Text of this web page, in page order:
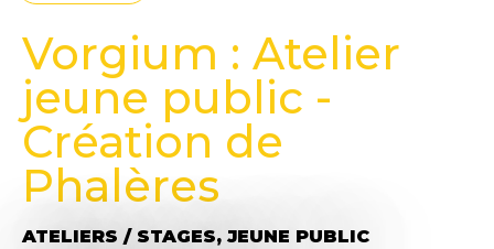
Vorgium : Atelier
jeune public -
Création de
Phalères
ATELIERS / STAGES, JEUNE PUBLIC